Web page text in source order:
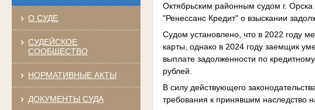
О СУДЕ
СУДЕЙСКОЕ
СООБЩЕСТВО
НОРМАТИВНЫЕ АКТЫ
ДОКУМЕНТЫ СУДА
Октябрьским районным судом г.
"Ренессанс Кредит" о взыскании
Судом установлено, что в 2022 году
карты, однако в 2024 году заемщик
выплате задолженности по
рублей.
В силу действующего
требования к принявшим наследство